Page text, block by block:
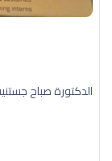
الدكتورة صباح